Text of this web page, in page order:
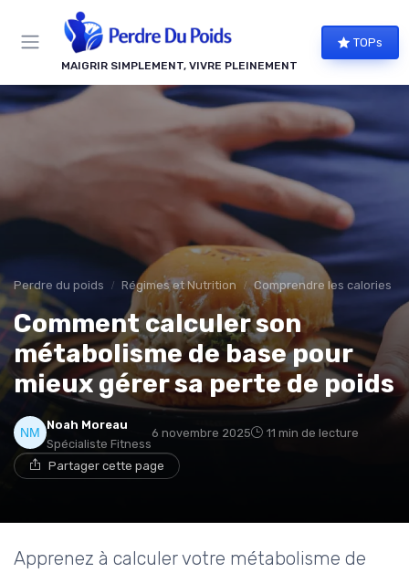
MAIGRIR SIMPLEMENT, VIVRE PLEINEMENT
TOPs
Perdre du poids Régimes et Nutrition Comprendre les calories
Comment calculer son
métabolisme de base pour
mieux gérer sa perte de poids
Noah Moreau
Spécialiste Fitness
6 novembre 2025 11 min de lecture
Partager cette page
Apprenez à calculer votre métabolisme de
Panneau de gestion des cookies